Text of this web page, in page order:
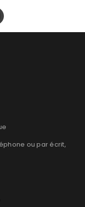
ou par écrit,